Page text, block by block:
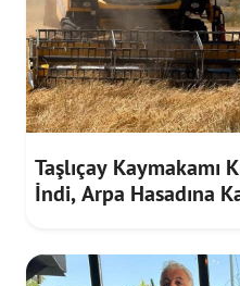
Taşlıçay Kaymakamı
İndi, Arpa Hasadına